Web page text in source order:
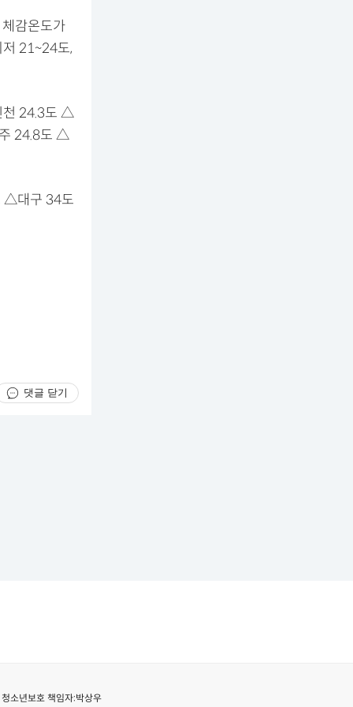
감온도가
21~24도,
천 24.3도 △
24.8도 △
△대구 34도
댓글 닫기
청소년보호 책임자:박상우